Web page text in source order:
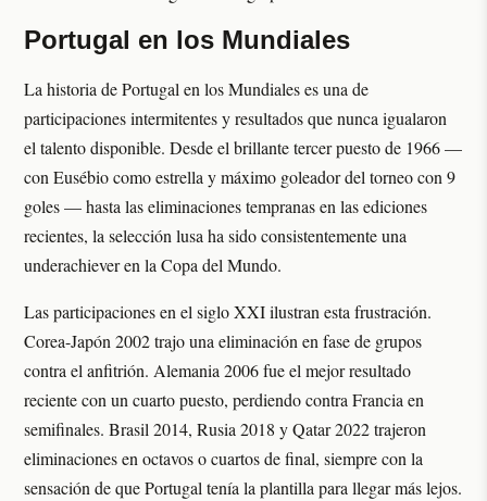
Portugal en los Mundiales
La historia de Portugal en los Mundiales es una de
participaciones intermitentes y resultados que nunca igualaron
el talento disponible. Desde el brillante tercer puesto de 1966 —
con Eusébio como estrella y máximo goleador del torneo con 9
goles — hasta las eliminaciones tempranas en las ediciones
recientes, la selección lusa ha sido consistentemente una
underachiever en la Copa del Mundo.
Las participaciones en el siglo XXI ilustran esta frustración.
Corea-Japón 2002 trajo una eliminación en fase de grupos
contra el anfitrión. Alemania 2006 fue el mejor resultado
reciente con un cuarto puesto, perdiendo contra Francia en
semifinales. Brasil 2014, Rusia 2018 y Qatar 2022 trajeron
eliminaciones en octavos o cuartos de final, siempre con la
sensación de que Portugal tenía la plantilla para llegar más lejos.